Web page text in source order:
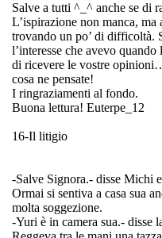
Salve a tutti ^_^ anche se di
L’ispirazione non manca, ma
trovando un po’ di difficoltà.
l’interesse che avevo
di ricevere le vostre
cosa ne pensate!
I ringraziamenti al fondo.
Buona lettura! Euterpe_12
16-Il litigio
-Salve Signora.- disse Michi
Ormai si sentiva a casa sua
molta soggezione.
-Yuri è in camera sua.- disse